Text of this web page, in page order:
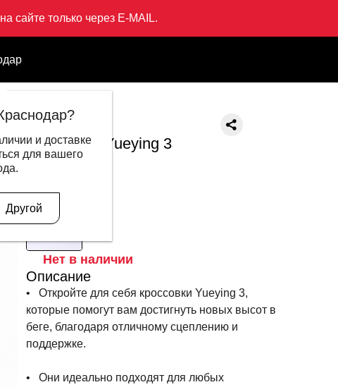
сайте только через E-MAIL.
и доставке
для вашего
Другой
LI-NING
Кроссовки Yueying 3
8 985 ₽
Нет в наличии
Описание
• Откройте для себя кроссовки Yueying 3,
которые помогут вам достигнуть новых высот в
беге, благодаря отличному сцеплению и
поддержке.
• Они идеально подходят для любых